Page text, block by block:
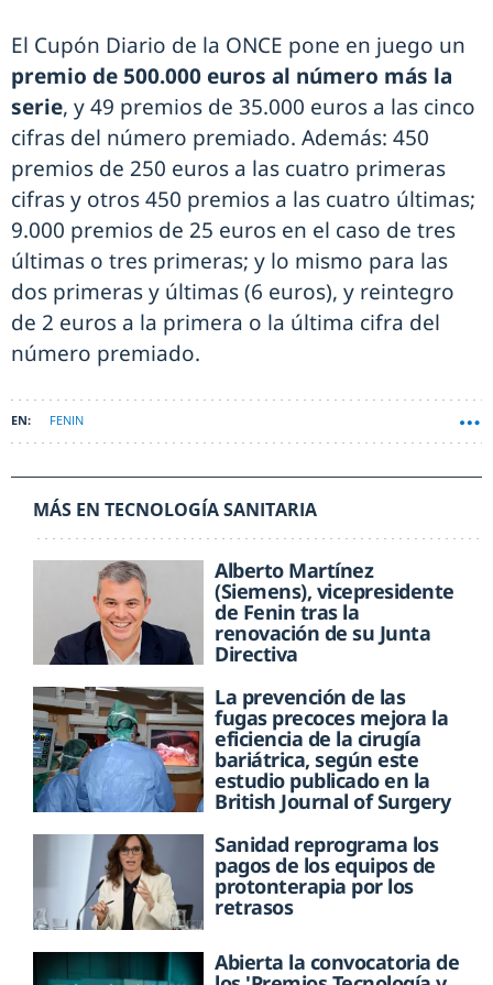
El Cupón Diario de la ONCE pone en juego un
premio de 500.000 euros al número más la
serie, y 49 premios de 35.000 euros a las cinco
cifras del número premiado. Además: 450
premios de 250 euros a las cuatro primeras
cifras y otros 450 premios a las cuatro últimas;
9.000 premios de 25 euros en el caso de tres
últimas o tres primeras; y lo mismo para las
dos primeras y últimas (6 euros), y reintegro
de 2 euros a la primera o la última cifra del
número premiado.
FENIN
MÁS EN TECNOLOGÍA SANITARIA
Alberto Martínez
(Siemens), vicepresidente
de Fenin tras la
renovación de su Junta
Directiva
La prevención de las
fugas precoces mejora la
eficiencia de la cirugía
bariátrica, según este
estudio publicado en la
British Journal of Surgery
Sanidad reprograma los
pagos de los equipos de
protonterapia por los
retrasos
Abierta la convocatoria de